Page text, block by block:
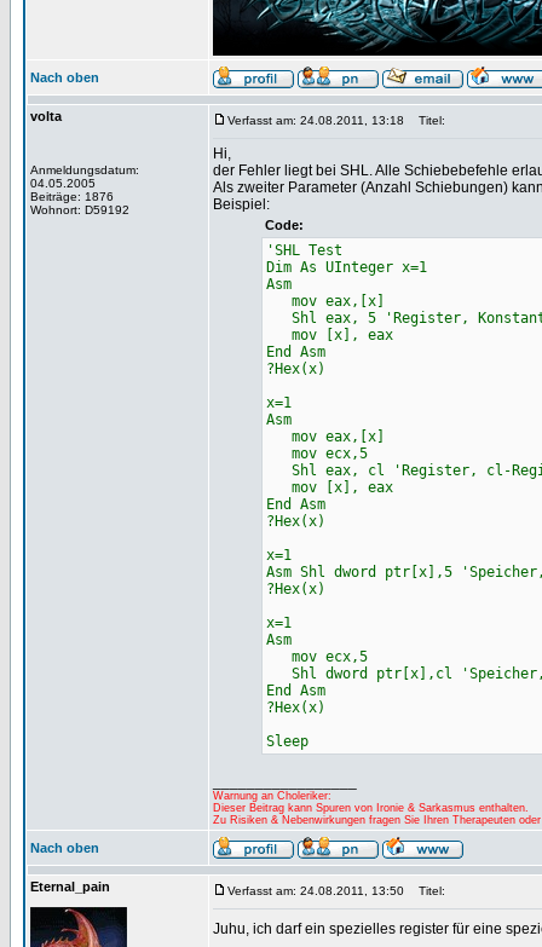
Nach oben
volta
Anmeldungsdatum:
04.05.2005
Beiträge: 1876
Wohnort: D59192
Verfasst am: 24.08.2011, 13:18 Titel:
Hi,
der Fehler liegt bei SHL. Alle Schiebebefehle
Als zweiter Parameter (Anzahl Schiebungen)
Beispiel:
Code:
'SHL Test
Dim As UInteger x=1
Asm
mov eax,[x]
Shl eax, 5 'Register,
mov [x], eax
End Asm
?Hex(x)
x=1
Asm
mov eax,[x]
mov ecx,5
Shl eax, cl 'Register, cl-
mov [x], eax
End Asm
?Hex(x)
x=1
Asm Shl dword ptr[x],5
?Hex(x)
x=1
Asm
mov ecx,5
Shl dword ptr[x],cl
End Asm
?Hex(x)
Sleep
Warnung an Choleriker:
Dieser Beitrag kann Spuren von Ironie & Sarkasmus enthalten.
Zu Risiken & Nebenwirkungen fragen Sie Ihren Therapeuten
Nach oben
Eternal_pain Verfasst am: 24.08.2011, 13:50 Titel:
Juhu, ich darf ein spezielles register für eine